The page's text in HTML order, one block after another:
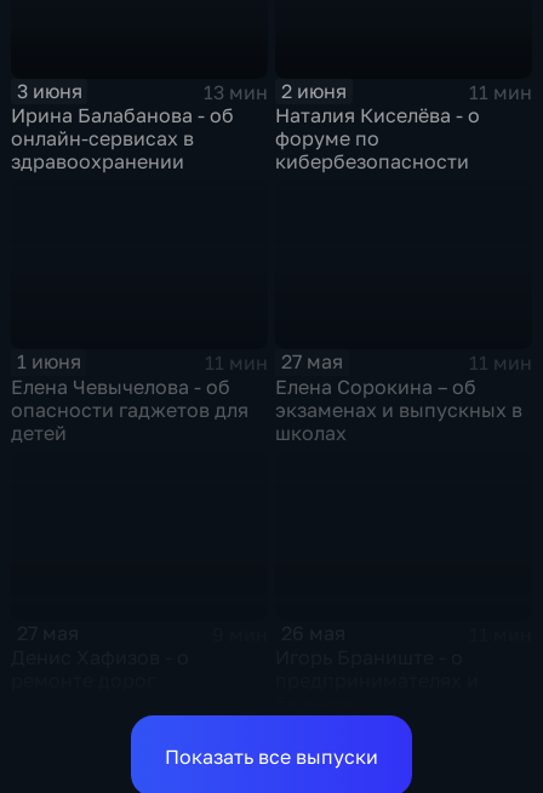
3 июня
13 мин
Ирина Балабанова - об
онлайн-сервисах в
здравоохранении
2 июня
11 мин
Наталия Киселёва - о
форуме по
кибербезопасности
1 июня
11 мин
Елена Чевычелова - об
опасности гаджетов для
детей
27 мая
11 мин
Елена Сорокина – об
экзаменах и выпускных в
школах
Показать все выпуски